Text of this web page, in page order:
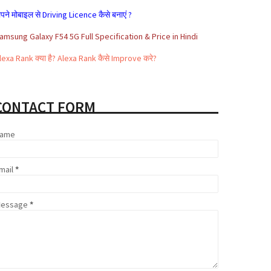
Marketing क्या है और इससे पैसे कैसे कमाए
Market क्या है | Share Market से पैसे कैसे कमाए
FORM
*
*